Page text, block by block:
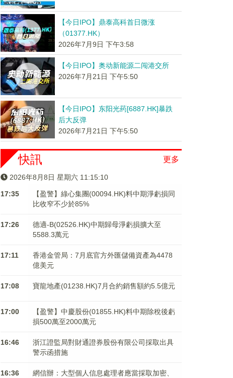
【今日IPO】鼎泰高科首日微涨
（01377.HK）
2026年7月9日 下午3:58
【今日IPO】奥动新能源二闯港交所
2026年7月21日 下午5:50
【今日IPO】东阳光药[6887.HK]暴跌
后大反弹
2026年7月21日 下午5:50
更多
快訊
2026年8月8日 星期六 11:15:10
17:35
【盈警】綠心集團(00094.HK)料中期淨虧損同
比收窄不少於85%
17:26
德適-B(02526.HK)中期歸母淨虧損擴大至
5588.3萬元
17:11
香港金管局：7月底官方外匯儲備資產為4478
億美元
17:08 寶龍地產(01238.HK)7月合約銷售額約5.5億元
17:00
【盈警】中慶股份(01855.HK)料中期除稅後虧
損500萬至2000萬元
16:46
浙江證監局對財通證券股份有限公司採取出具
警示函措施
16:36
網信辦：大型個人信息處理者應當採取加密、